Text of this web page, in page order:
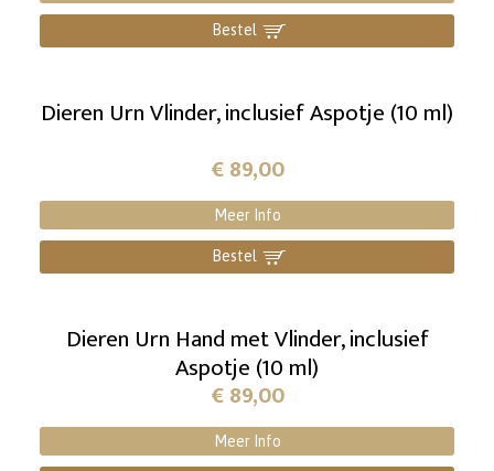
Bestel ]
Dieren Urn Vlinder, inclusief Aspotje (10 ml)
€89,00
Meer Info
Bestel ]
Dieren Urn Hand met Vlinder, inclusief
Aspotje (10 ml)
€89,00
Meer Info